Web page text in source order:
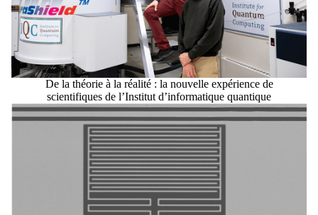
De la théorie à la réalité : la nouvelle expérience de
scientifiques de l’Institut d’informatique quantique